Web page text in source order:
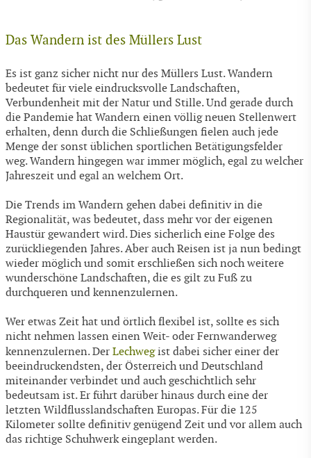
Das Wandern ist des Müllers Lust
Es ist ganz sicher nicht nur des Müllers Lust. Wandern
bedeutet für viele eindrucksvolle Landschaften,
Verbundenheit mit der Natur und Stille. Und gerade durch
die Pandemie hat Wandern einen völlig neuen Stellenwert
erhalten, denn durch die Schließungen fielen auch jede
Menge der sonst üblichen sportlichen Betätigungsfelder
weg. Wandern hingegen war immer möglich, egal zu welcher
Jahreszeit und egal an welchem Ort.
Die Trends im Wandern gehen dabei definitiv in die
Regionalität, was bedeutet, dass mehr vor der eigenen
Haustür gewandert wird. Dies sicherlich eine Folge des
zurückliegenden Jahres. Aber auch Reisen ist ja nun bedingt
wieder möglich und somit erschließen sich noch weitere
wunderschöne Landschaften, die es gilt zu Fuß zu
durchqueren und kennenzulernen.
Wer etwas Zeit hat und örtlich flexibel ist, sollte es sich
nicht nehmen lassen einen Weit- oder Fernwanderweg
kennenzulernen. Der Lechwegist dabei sicher einer der
beeindruckendsten, der Österreich und Deutschland
miteinander verbindet und auch geschichtlich sehr
bedeutsam ist. Er führt darüber hinaus durch eine der
letzten Wildflusslandschaften Europas. Für die 125
Kilometer sollte definitiv genügend Zeit und vor allem auch
das richtige Schuhwerk eingeplant werden.